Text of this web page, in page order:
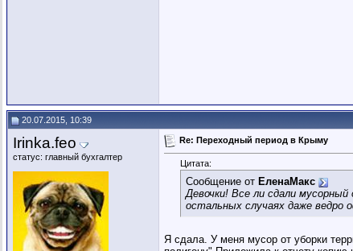
20.07.2015, 10:39
Irinka.feo
статус: главный бухгалтер
Re: Переходный период в Крыму
Цитата:
Сообщение от ЕленаМакс
Девочки! Все ли сдали
остальных случаях даже ведро
Я сдала. У меня мусор от уборки